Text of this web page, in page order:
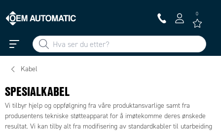
0
Kabel
SPESIALKABEL
Vi tilbyr hjelp og oppfølgning fra våre produktansvarlige samt fra
produsentens tekniske støtteapparat for å imøtekomme deres ønskede
resultat. Vi kan tilby alt fra modifisering av standardkabler til utarbeiding